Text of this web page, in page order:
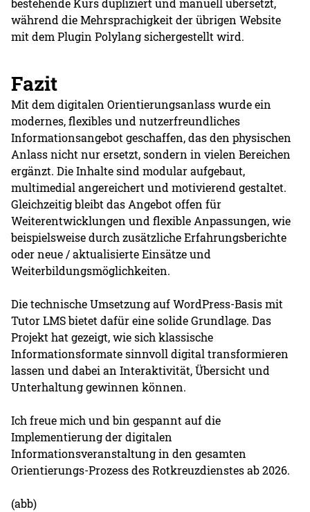
bestehende Kurs dupliziert und manuell übersetzt,
während die Mehrsprachigkeit der übrigen Website
mit dem Plugin Polylang sichergestellt wird.
Fazit
Mit dem digitalen Orientierungsanlass wurde ein
modernes, flexibles und nutzerfreundliches
Informationsangebot geschaffen, das den physischen
Anlass nicht nur ersetzt, sondern in vielen Bereichen
ergänzt. Die Inhalte sind modular aufgebaut,
multimedial angereichert und motivierend gestaltet.
Gleichzeitig bleibt das Angebot offen für
Weiterentwicklungen und flexible Anpassungen, wie
beispielsweise durch zusätzliche Erfahrungsberichte
oder neue / aktualisierte Einsätze und
Weiterbildungsmöglichkeiten.
Die technische Umsetzung auf WordPress-Basis mit
Tutor LMS bietet dafür eine solide Grundlage. Das
Projekt hat gezeigt, wie sich klassische
Informationsformate sinnvoll digital transformieren
lassen und dabei an Interaktivität, Übersicht und
Unterhaltung gewinnen können.
Ich freue mich und bin gespannt auf die
Implementierung der digitalen
Informationsveranstaltung in den gesamten
Orientierungs-Prozess des Rotkreuzdienstes ab 2026.
(abb)